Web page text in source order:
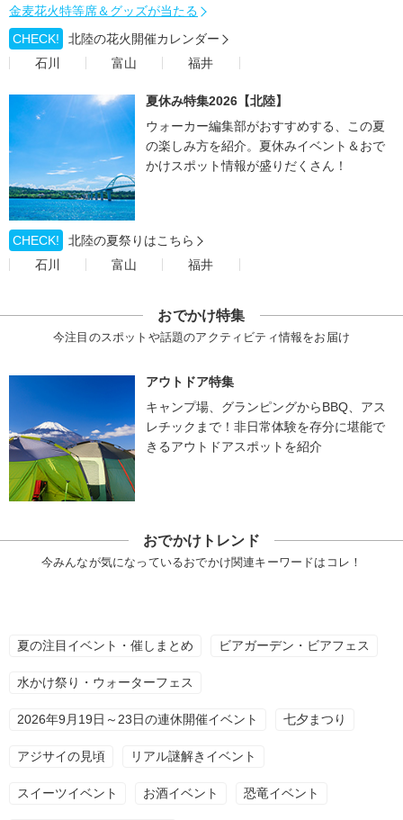
金麦花火特等席＆グッズが当たる
CHECK!
北陸の花火開催カレンダー
石川
富山 福井
夏休み特集2026【北陸】
ウォーカー編集部がおすすめする、この夏
の楽しみ方を紹介。夏休みイベント＆おで
かけスポット情報が盛りだくさん！
CHECK!
北陸の夏祭りはこちら
石川
富山 福井
おでかけ特集
今注目のスポットや話題のアクティビティ情報をお届け
アウトドア特集
キャンプ場、グランピングからBBQ、アス
レチックまで！非日常体験を存分に堪能で
きるアウトドアスポットを紹介
おでかけトレンド
今みんなが気になっているおでかけ関連キーワードはコレ！
夏の注目イベント・催しまとめ ビアガーデン・ビアフェス
水かけ祭り・ウォーターフェス
2026年9月19日～23日の連休開催イベント 七夕まつり
アジサイの見頃 リアル謎解きイベント
スイーツイベント お酒イベント 恐竜イベント